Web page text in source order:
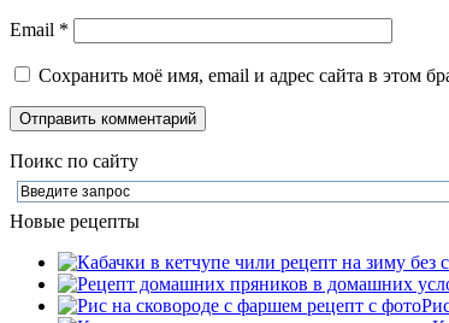
Email *
Сохранить моё имя, email и адрес сайта в этом
Поикс по сайту
Новые рецепты